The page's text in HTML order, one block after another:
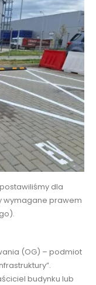
dla
wymagane prawem
(OG) – podmiot
budynku lub